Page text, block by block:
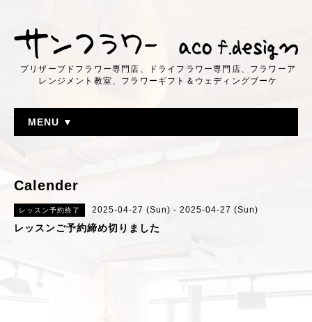
プリザーブドフラワー専門店、ドライフラワー専門店、フラワーア
レンジメント教室、フラワーギフト＆ウェディングブーケ
MENU ▼
Calender
レッスン予約終了 2025-04-27 (Sun) - 2025-04-27 (Sun)
レッスンご予約締め切りました